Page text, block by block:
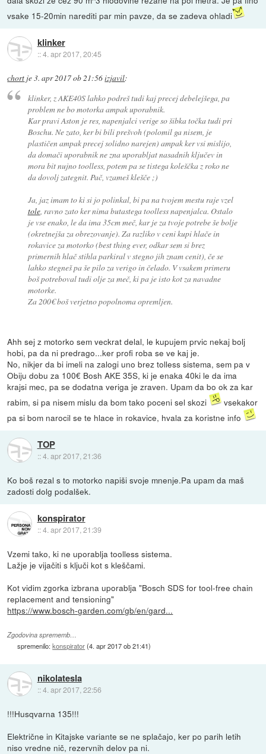
vsake 15-20min narediti par min pavze, da se zadeva ohladi
klinker
::4. apr 2017, 20:45
chort je3. apr 2017 ob 21:56izjavil:
klinker, z AKE40S lahko podreš tudi kaj precej debelejšega, pa
problem ne bo motorka ampak uporabnik.
Kar pravi Aston je res, napenjalci verige so šibka točka tudi pri
Boschu. Ne zato, ker bi bili prešvoh (polomil ga nisem, je
plastičen ampak precej solidno narejen) ampak ker vsi mislijo,
da domači uporabnik ne zna uporabljat nasadnih ključev in
mora bit nujno toolless, potem pa se tistega koleščka z roko ne
da dovolj zategnit. Pač, vzameš klešče ;)
Ja, jaz imam to ki si jo polinkal, bi pa na tvojem mestu raje vzel
tole, ravno zato ker nima butastega toolless napenjalca. Ostalo
je vse enako, le da ima 35cm meč, kar je za tvoje potrebe še bolje
(okretnejša za obrezovanje). Za razliko v ceni kupi hlače in
rokavice za motorko (best thing ever, odkar sem si brez
primernih hlač stihla parkiral v stegno jih znam cenit), če se
lahko stegneš pa še pilo za verigo in čelado. V vsakem primeru
boš potreboval tudi olje za meč, ki pa je isto kot za navadne
motorke.
Za 200€ boš verjetno popolnoma opremljen.
Ahh sej z motorko sem veckrat delal, le kupujem prvic nekaj bolj
hobi, pa da ni predrago...ker profi roba se ve kaj je.
No, nikjer da bi imeli na zalogi uno brez tolless sistema, sem pa v
Obiju dobu za 100€ Bosh AKE 35S, ki je enaka 40ki le da ima
krajsi mec, pa se dodatna veriga je zraven. Upam da bo ok za kar
rabim, si pa nisem mislu da bom tako poceni sel skozi
vsekakor
pa si bom narocil se te hlace in rokavice, hvala za koristne info
TOP
::4. apr 2017, 21:36
Ko boš rezal s to motorko napiši svoje mnenje.Pa upam da maš
zadosti dolg podalšek.
konspirator
::4. apr 2017, 21:39
Vzemi tako, ki ne uporablja toolless sistema.
Lažje je vijačiti s ključi kot s kleščami.
Kot vidim zgorka izbrana uporablja "Bosch SDS for tool-free chain
replacement and tensioning"
https://www.bosch-garden.com/gb/en/gard...
Zgodovina sprememb…
spremenilo:konspirator(4. apr 2017 ob 21:41)
nikolatesla
::4. apr 2017, 22:56
!!!Husqvarna 135!!!
Električne in Kitajske variante se ne splačajo, ker po parih letih
niso vredne nič, rezervnih delov pa ni.